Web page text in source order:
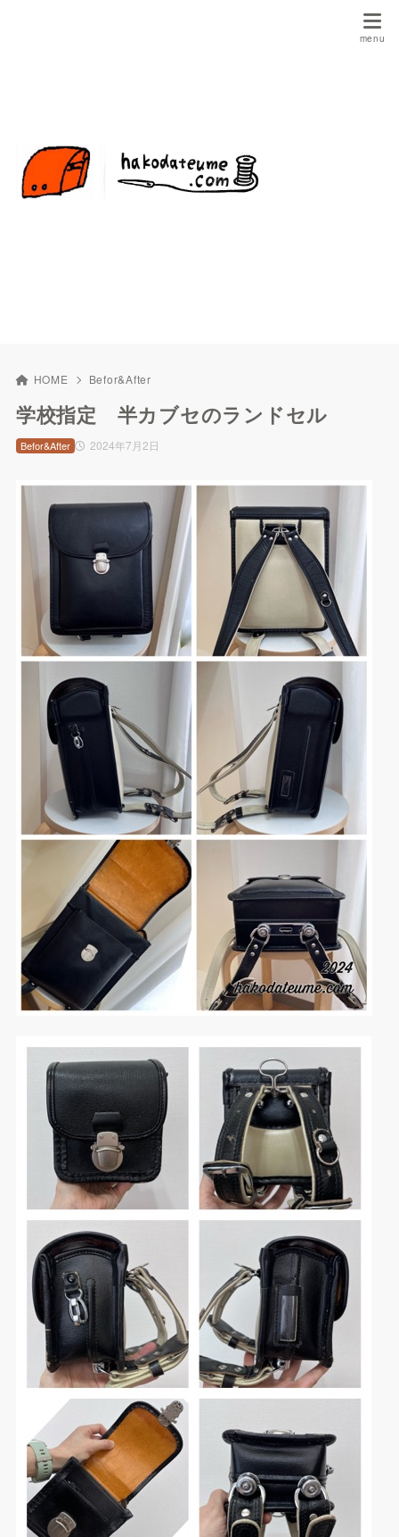
HOME Befor&After
学校指定 半カブセのランドセル
2024年7月2日
Befor&After